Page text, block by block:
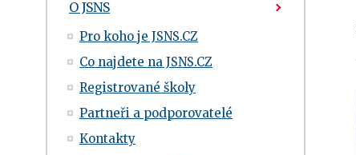
O JSNS
Pro koho je JSNS.CZ
Co najdete na JSNS.CZ
Registrované školy
Partneři a podporovatelé
Kontakty